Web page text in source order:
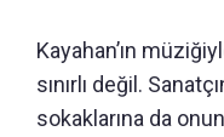
Kayahan’ın
sınırlı değil.
sokaklarına da